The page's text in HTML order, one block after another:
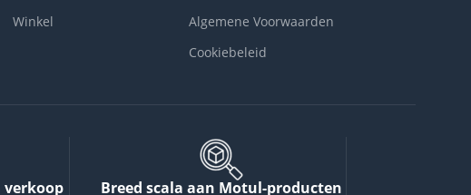
Winkel
Algemene Voorwaarden
Cookiebeleid
verkoop Breed scala aan Motul-producten